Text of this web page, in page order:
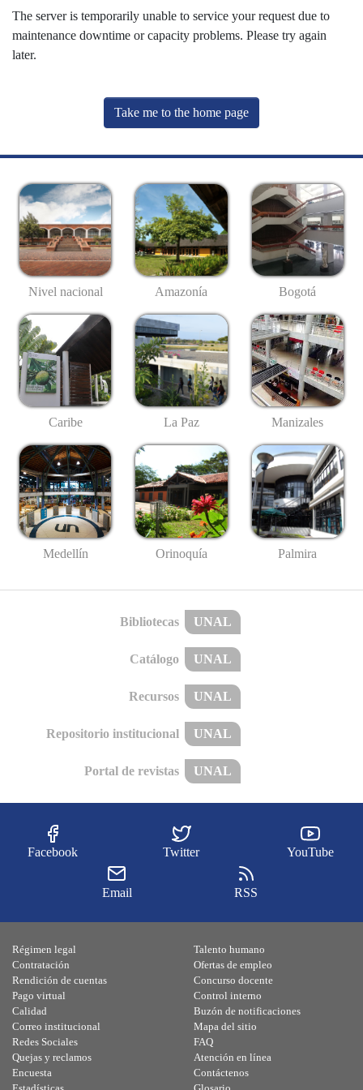
The server is temporarily unable to service your request due to
maintenance downtime or capacity problems. Please try again
later.
Take me to the home page
Nivel nacional Amazonía Bogotá
Caribe La Paz Manizales
Medellín Orinoquía Palmira
Bibliotecas UNAL
Catálogo UNAL
Recursos UNAL
Repositorio institucional UNAL
Portal de revistas UNAL
Facebook Twitter YouTube
Email RSS
Régimen legal
Contratación
Rendición de cuentas
Pago virtual
Calidad
Talento humano
Ofertas de empleo
Concurso docente
Control interno
Buzón de notificaciones
Correo institucional
Redes Sociales
Quejas y reclamos
Encuesta
Mapa del sitio
FAQ
Atención en línea
Contáctenos